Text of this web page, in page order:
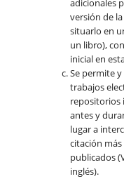
adicionales
versión de
situarlo en
un libro),
inicial en
Se permite
trabajos
repositorios
antes y
lugar a
citación
publicados
inglés).